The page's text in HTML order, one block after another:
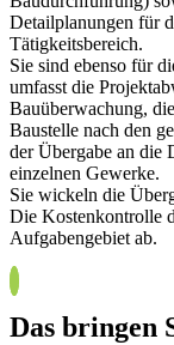
Detailplanungen für
Tätigkeitsbereich.
Sie sind ebenso für
umfasst die
Bauüberwachung,
Baustelle nach den
der Übergabe an die
einzelnen Gewerke.
Sie wickeln die
Die Kostenkontrolle
Aufgabengebiet ab.
Das bringen